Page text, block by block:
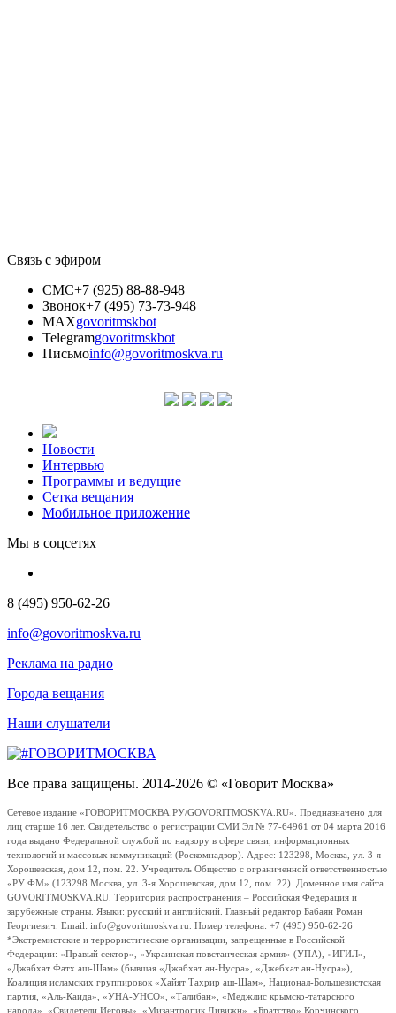
Связь с эфиром
СМС+7 (925) 88-88-948
Звонок+7 (495) 73-73-948
MAXgovoritmskbot
Telegramgovoritmskbot
Письмоinfo@govoritmoskva.ru
Новости
Интервью
Программы и ведущие
Сетка вещания
Мобильное приложение
Мы в соцсетях
8 (495) 950-62-26
info@govoritmoskva.ru
Реклама на радио
Города вещания
Наши слушатели
Все права защищены. 2014-2026 © «Говорит Москва»
Сетевое издание «ГОВОРИТМОСКВА.РУ/GOVORITMOSKVA.RU». Предназначено для
лиц старше 16 лет. Свидетельство о регистрации СМИ Эл № 77-64961 от 04 марта 2016
года выдано Федеральной службой по надзору в сфере связи, информационных
технологий и массовых коммуникаций (Роскомнадзор). Адрес: 123298, Москва, ул. 3-я
Хорошевская, дом 12, пом. 22. Учредитель Общество с ограниченной ответственностью
«РУ ФМ» (123298 Москва, ул. 3-я Хорошевская, дом 12, пом. 22). Доменное имя сайта
GOVORITMOSKVA.RU. Территория распространения – Российская Федерация и
зарубежные страны. Языки: русский и английский. Главный редактор Бабаян Роман
Георгиевич. Email: info@govoritmoskva.ru. Номер телефона: +7 (495) 950-62-26
*Экстремистские и террористические организации, запрещенные в Российской
Федерации: «Правый сектор», «Украинская повстанческая армия» (УПА), «ИГИЛ»,
«Джабхат Фатх аш-Шам» (бывшая «Джабхат ан-Нусра», «Джебхат ан-Нусра»),
Коалиция исламских группировок «Хайят Тахрир аш-Шам», Национал-Большевистская
партия, «Аль-Каида», «УНА-УНСО», «Талибан», «Меджлис крымско-татарского
народа», «Свидетели Иеговы», «Мизантропик Дивижн», «Братство» Корчинского,